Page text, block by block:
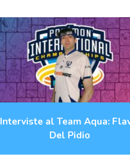
Interviste al Team Aqua:
Del Pidio